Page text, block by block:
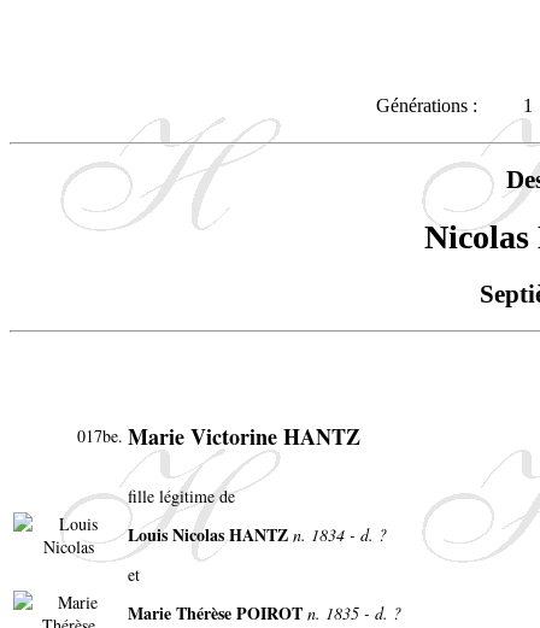
Générations : 1
017be. Marie Victorine HANTZ
fille légitime de
Louis Nicolas HANTZ n. 1834 - d. ?
et
Marie Thérèse POIROT n. 1835 - d. ?